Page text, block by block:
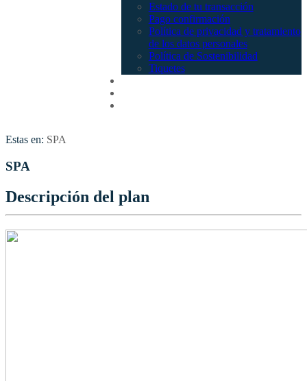
Estado de tu transacción
Pago confirmación
Política de privacidad y tratamiento
de los datos personales
Política de Sostenibilidad
Tiquetes
Estas en: SPA
SPA
Descripción del plan